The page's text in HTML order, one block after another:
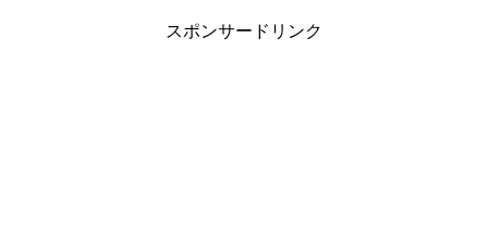
スポンサードリンク